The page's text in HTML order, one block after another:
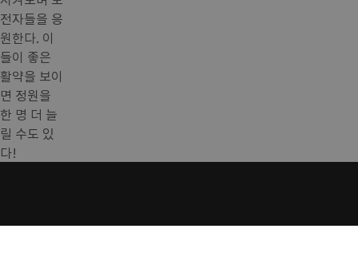
전자들을 응
원한다. 이
들이 좋은
활약을 보이
면 정원을
한 명 더 늘
릴 수도 있
다!